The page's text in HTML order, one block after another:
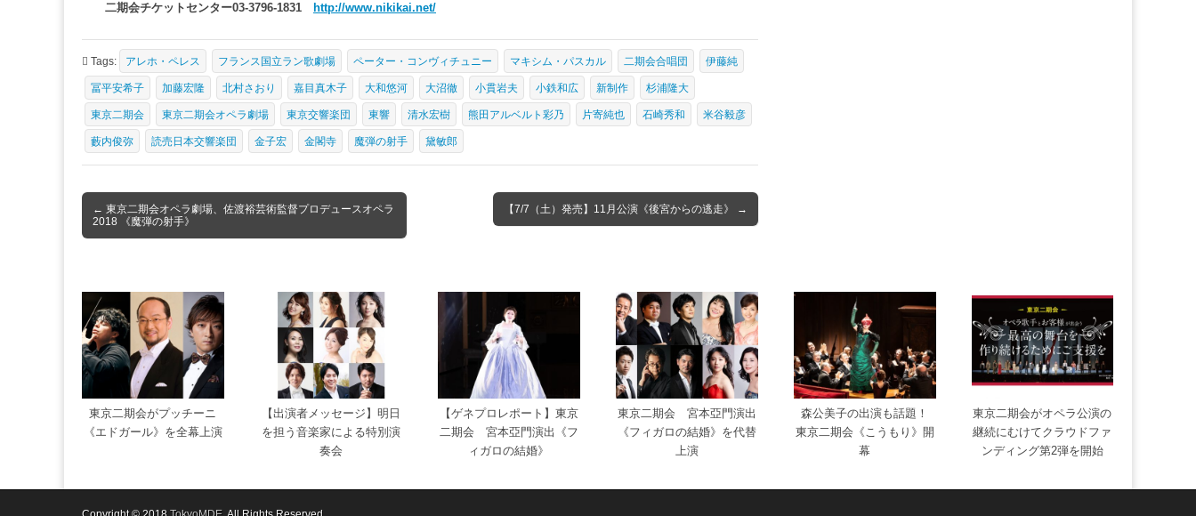
二期会チケットセンター03-3796-1831
http://www.nikikai.net/
Tags: アレホ・ペレス フランス国立ラン歌劇場 ペーター・コンヴィチュニー マキシム・パスカル 二期会合唱団 伊藤純
冨平安希子 加藤宏隆 北村さおり 嘉目真木子 大和悠河 大沼徹 小貫岩夫 小鉄和広 新制作 杉浦隆大
東京二期会 東京二期会オペラ劇場 東京交響楽団 東響 清水宏樹 熊田アルベルト彩乃 片寄純也 石崎秀和 米谷毅彦
藪内俊弥 読売日本交響楽団 金子宏 金閣寺 魔弾の射手 黛敏郎
Post
navigation
← 東京二期会オペラ劇場、佐渡裕芸術監督プロデュースオペラ
2018 《魔弾の射手》
【7/7（土）発売】11月公演《後宮からの逃走》 →
東京二期会がプッチーニ
《エドガール》を全幕上演
【出演者メッセージ】明日
を担う音楽家による特別演
奏会
【ゲネプロレポート】東京
二期会 宮本亞門演出《フ
ィガロの結婚》
東京二期会 宮本亞門演出
《フィガロの結婚》を代替
上演
森公美子の出演も話題！
東京二期会《こうもり》開
幕
東京二期会がオペラ公演の
継続にむけてクラウドファ
ンディング第2弾を開始